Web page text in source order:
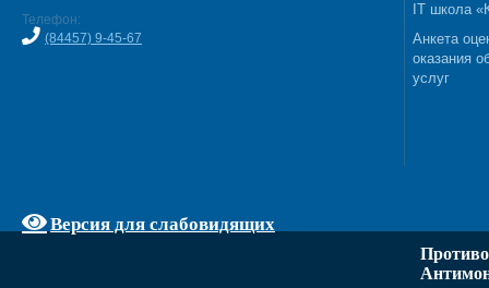
Телефон:
(84457) 9-45-67
Версия для слабовидящих
IT школа
Анкета
оказания
услуг